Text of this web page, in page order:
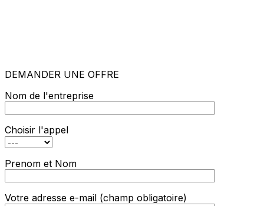
DEMANDER UNE OFFRE
Nom de l'entreprise
Choisir l'appel
Prenom et Nom
Votre adresse e-mail (champ obligatoire)